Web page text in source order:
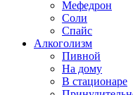
Мефедрон
Соли
Спайс
Алкоголизм
Пивной
На дому
В стационаре